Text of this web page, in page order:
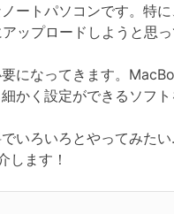
ートパソコンです。
ップロードしようと思っ
になってきます。
かく設定ができるソフ
いろいろとやってみ
します！